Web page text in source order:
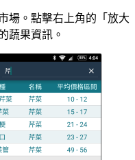
場。點擊右上角的「放大
蔬果資訊。